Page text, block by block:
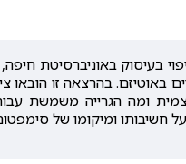
בעיסוק באוניברסיטת
באוטיזם. בהרצאה זו הובאו
ומה הגרייה משמשת